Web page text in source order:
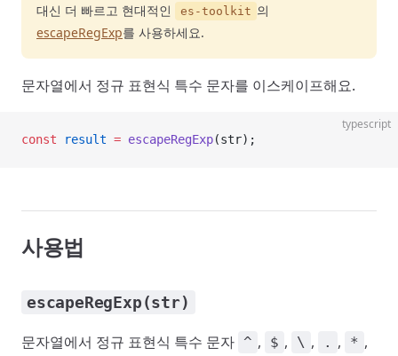
대신 더 빠르고 현대적인
es-toolkit 의
escapeRegExp를 사용하세요.
문자열에서 정규 표현식 특수 문자를 이스케이프해요.
typescript
const result = escapeRegExp(str);
사용법
escapeRegExp(str)
문자열에서 정규 표현식 특수 문자 ^ , $ , \ , . , * ,